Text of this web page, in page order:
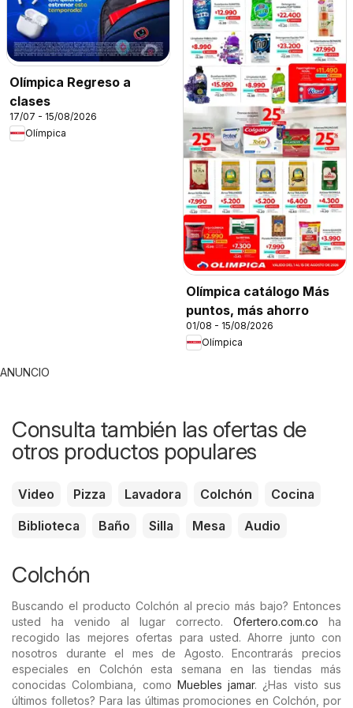
Olímpica Regreso a
clases
17/07 - 15/08/2026
Olímpica
Olímpica catálogo Más
puntos, más ahorro
01/08 - 15/08/2026
Olímpica
ANUNCIO
Consulta también las ofertas de
otros productos populares
Video Pizza Lavadora Colchón
Cocina
Biblioteca
Baño Silla Mesa Audio
Colchón
Buscando el producto Colchón al precio más bajo? Entonces
usted ha venido al lugar correcto. Ofertero.com.co ha
recogido las mejores ofertas para usted. Ahorre junto con
nosotros durante el mes de Agosto. Encontrarás precios
especiales en Colchón esta semana en las tiendas más
conocidas Colombiana, como Muebles jamar. ¿Has visto sus
últimos folletos? Para las últimas promociones en Colchón, por